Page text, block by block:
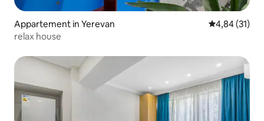
Appartement in Yerevan Gemiddelde
4,84 (31)
relax house